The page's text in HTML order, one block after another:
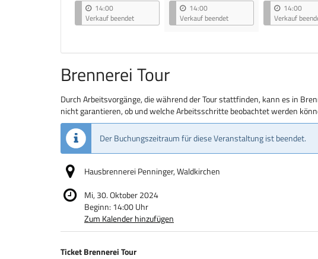
14:00
Verkauf beendet
14:00
Verkauf beendet
14:00
Verkauf
Brennerei Tour
Durch Arbeitsvorgänge, die während der Tour stattfinden, kann es in
nicht garantieren, ob und welche Arbeitsschritte beobachtet werden
Der Buchungszeitraum für diese Veranstaltung ist beendet.
Hausbrennerei Penninger, Waldkirchen
Mi, 30. Oktober 2024
Beginn: 14:00Uhr
Zum Kalender hinzufügen
Produkte
Ticket Brennerei Tour